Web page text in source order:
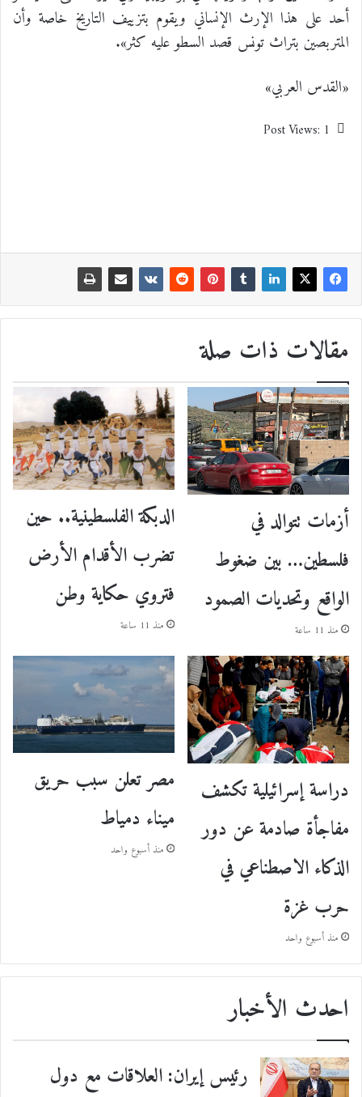
أحد على هذا الإرث الإنساني ويقوم بتزييف التاريخ خاصة وأن
المتربصين بتراث تونس قصد السطو عليه كثر».
«القدس العربي»
Post Views: 1
مقالات ذات صلة
أزمات تتوالد في
فلسطين… بين ضغوط
الواقع وتحديات الصمود
منذ 11 ساعة
الدبكة الفلسطينية.. حين
تضرب الأقدام الأرض
فتروي حكاية وطن
منذ 11 ساعة
دراسة إسرائيلية تكشف
مفاجأة صادمة عن دور
الذكاء الاصطناعي في
حرب غزة
منذ أسبوع واحد
مصر تعلن سبب حريق
ميناء دمياط
منذ أسبوع واحد
احدث الأخبار
رئيس إيران: العلاقات مع دول